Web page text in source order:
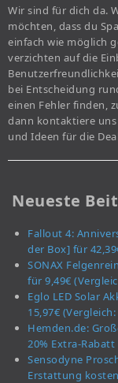
Wir sind für dich da.
möchten, dass du
einfach wie möglich
verzichten auf die
bei Entscheidung
einen Fehler finden,
dann kontaktiere
und Ideen für die
Neueste
Fallout 4:
der Box] für
SONAX
für 9,49€
Eglo LED Solar
15,97€
Hemden.de:
20% Extra-Rabatt
Sensodyne
Erstattung